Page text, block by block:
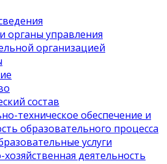
органы управления
организацией
состав
техническое обеспечение и
образовательного процесса
услуги
деятельность